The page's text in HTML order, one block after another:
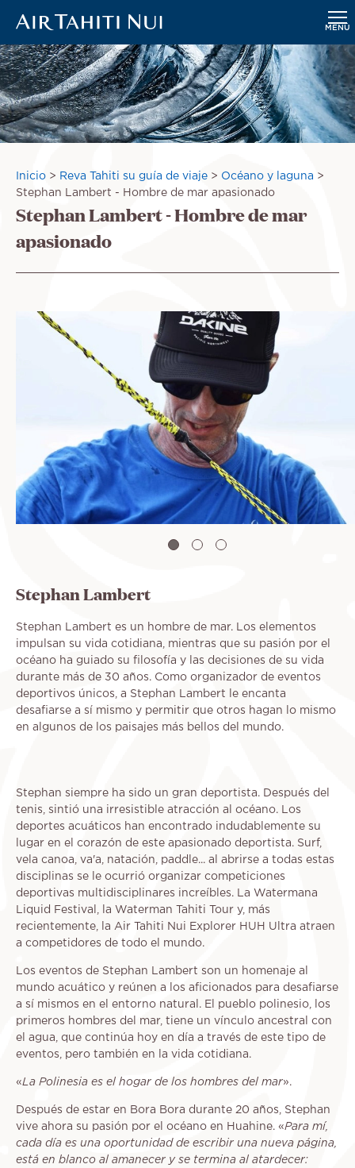
Saltar
al
contenido
principal
MENÚ
Sobrescribir
enlaces
de
ayuda
a
Inicio Reva Tahiti su guía de viaje
Océano y laguna
Stephan Lambert - Hombre de mar apasionado
Stephan Lambert - Hombre de mar
apasionado
Stephan Lambert
Stephan Lambert es un hombre de mar. Los elementos
impulsan su vida cotidiana, mientras que su pasión por el
océano ha guiado su filosofía y las decisiones de su vida
durante más de 30 años. Como organizador de eventos
deportivos únicos, a Stephan Lambert le encanta
desafiarse a sí mismo y permitir que otros hagan lo mismo
en algunos de los paisajes más bellos del mundo.
Stephan siempre ha sido un gran deportista. Después del
tenis, sintió una irresistible atracción al océano. Los
deportes acuáticos han encontrado indudablemente su
lugar en el corazón de este apasionado deportista. Surf,
vela canoa, va'a, natación, paddle... al abrirse a todas estas
disciplinas se le ocurrió organizar competiciones
deportivas multidisciplinares increíbles. La Watermana
Liquid Festival, la Waterman Tahiti Tour y, más
recientemente, la Air Tahiti Nui Explorer HUH Ultra atraen
a competidores de todo el mundo.
Los eventos de Stephan Lambert son un homenaje al
mundo acuático y reúnen a los aficionados para desafiarse
a sí mismos en el entorno natural. El pueblo polinesio, los
primeros hombres del mar, tiene un vínculo ancestral con
el agua, que continúa hoy en día a través de este tipo de
eventos, pero también en la vida cotidiana.
«La Polinesia es el hogar de los hombres del mar».
Después de estar en Bora Bora durante 20 años, Stephan
vive ahora su pasión por el océano en Huahine. «Para mí,
cada día es una oportunidad de escribir una nueva página,
está en blanco al amanecer y se termina al atardecer: